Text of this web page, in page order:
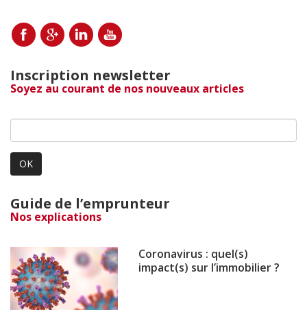
Inscription newsletter
Soyez au courant de nos nouveaux articles
OK
Guide de l’emprunteur
Nos explications
Coronavirus : quel(s)
impact(s) sur l’immobilier ?